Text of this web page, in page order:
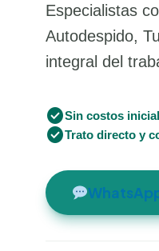
Especialistas
Autodespido,
integral del
check_circleSin costos
check_circleTrato directo y